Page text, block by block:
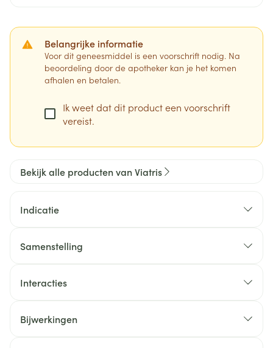
Belangrijke informatie
Voor dit geneesmiddel is een voorschrift nodig. Na
beoordeling door de apotheker kan je het komen
afhalen en betalen.
Ik weet dat dit product een voorschrift
vereist.
Bekijk alle producten van Viatris
Indicatie
Samenstelling
Interacties
Bijwerkingen